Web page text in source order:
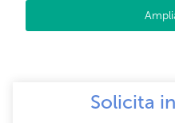
Solicita